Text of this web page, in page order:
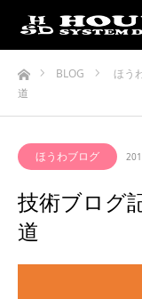
ホームBLOG ほう
道
ほうわブログ
技術ブログ
道